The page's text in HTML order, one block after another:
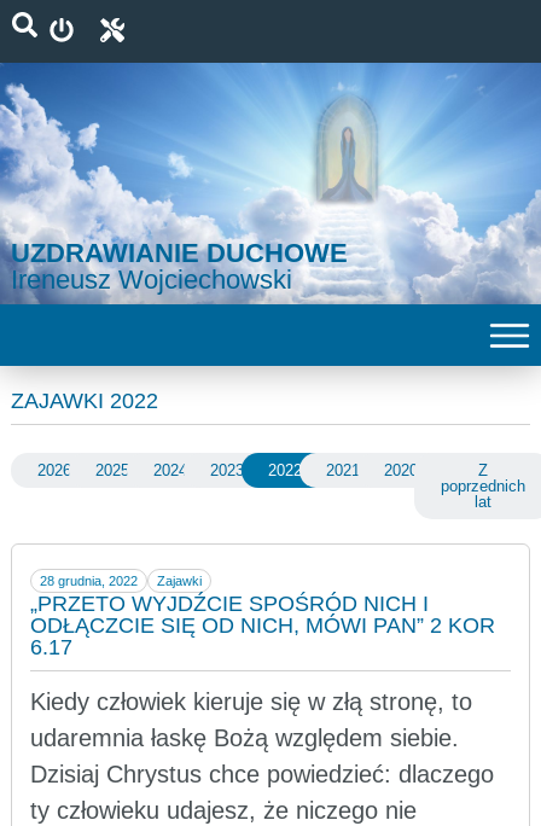
UZDRAWIANIE DUCHOWE
Ireneusz Wojciechowski
ZAJAWKI 2022
2026 2025 2024 2023 2022 2021 2020
Z
poprzednich
lat
28 grudnia, 2022 Zajawki
„PRZETO WYJDŹCIE SPOŚRÓD NICH I
ODŁĄCZCIE SIĘ OD NICH, MÓWI PAN” 2 KOR
6.17
Kiedy człowiek kieruje się w złą stronę, to
udaremnia łaskę Bożą względem siebie.
Dzisiaj Chrystus chce powiedzieć: dlaczego
ty człowieku udajesz, że niczego nie